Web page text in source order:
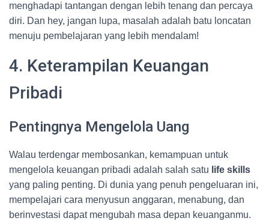
menghadapi tantangan dengan lebih tenang dan percaya
diri. Dan hey, jangan lupa, masalah adalah batu loncatan
menuju pembelajaran yang lebih mendalam!
4. Keterampilan Keuangan
Pribadi
Pentingnya Mengelola Uang
Walau terdengar membosankan, kemampuan untuk
mengelola keuangan pribadi adalah salah satu life skills
yang paling penting. Di dunia yang penuh pengeluaran ini,
mempelajari cara menyusun anggaran, menabung, dan
berinvestasi dapat mengubah masa depan keuanganmu.